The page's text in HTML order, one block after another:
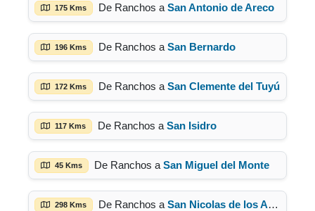
175 Kms De Ranchos a San Antonio de Areco
196 Kms De Ranchos a San Bernardo
172 Kms De Ranchos a San Clemente del Tuyú
117 Kms De Ranchos a San Isidro
45 Kms De Ranchos a San Miguel del Monte
298 Kms De Ranchos a San Nicolas de los Arroyos